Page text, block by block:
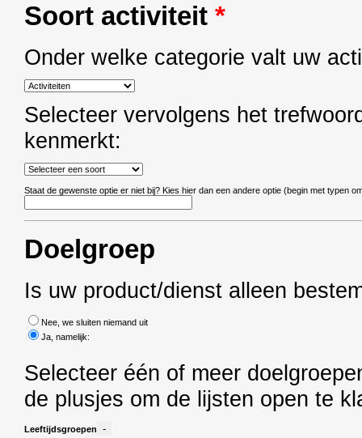
Soort activiteit *
Onder welke categorie valt uw
Selecteer vervolgens het
kenmerkt:
Staat de gewenste optie er niet bij? Kies hier dan een andere optie (begin met typen
Doelgroep
Is uw product/dienst alleen
Nee, we sluiten niemand uit
Ja, namelijk:
Selecteer één of meer
de plusjes om de lijsten open te
Leeftijdsgroepen -